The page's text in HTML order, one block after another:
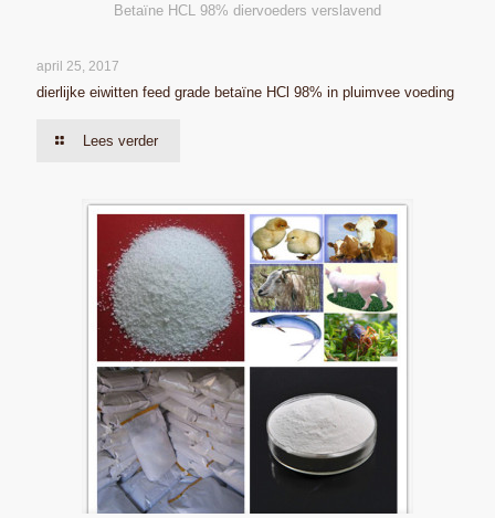
Betaïne HCL 98% diervoeders verslavend
april 25, 2017
dierlijke eiwitten feed grade betaïne HCl 98% in pluimvee voeding
Lees verder